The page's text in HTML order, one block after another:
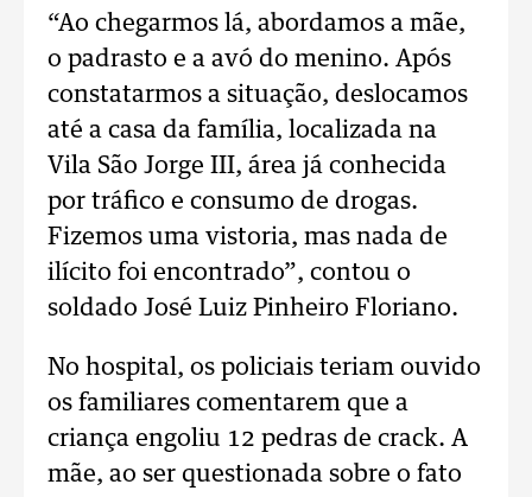
“Ao chegarmos lá, abordamos a mãe,
o padrasto e a avó do menino. Após
constatarmos a situação, deslocamos
até a casa da família, localizada na
Vila São Jorge III, área já conhecida
por tráfico e consumo de drogas.
Fizemos uma vistoria, mas nada de
ilícito foi encontrado”, contou o
soldado José Luiz Pinheiro Floriano.
No hospital, os policiais teriam ouvido
os familiares comentarem que a
criança engoliu 12 pedras de crack. A
mãe, ao ser questionada sobre o fato